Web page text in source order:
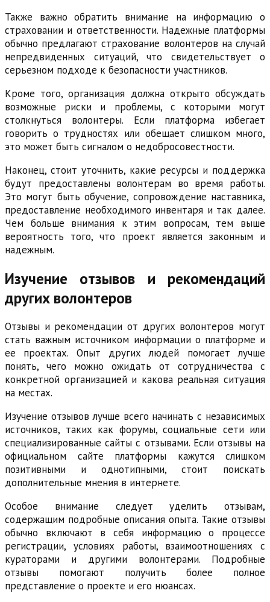
Также важно обратить внимание на информацию о
страховании и ответственности. Надежные платформы
обычно предлагают страхование волонтеров на случай
непредвиденных ситуаций, что свидетельствует о
серьезном подходе к безопасности участников.
Кроме того, организация должна открыто обсуждать
возможные риски и проблемы, с которыми могут
столкнуться волонтеры. Если платформа избегает
говорить о трудностях или обещает слишком много,
это может быть сигналом о недобросовестности.
Наконец, стоит уточнить, какие ресурсы и поддержка
будут предоставлены волонтерам во время работы.
Это могут быть обучение, сопровождение наставника,
предоставление необходимого инвентаря и так далее.
Чем больше внимания к этим вопросам, тем выше
вероятность того, что проект является законным и
надежным.
Изучение отзывов и рекомендаций
других волонтеров
Отзывы и рекомендации от других волонтеров могут
стать важным источником информации о платформе и
ее проектах. Опыт других людей помогает лучше
понять, чего можно ожидать от сотрудничества с
конкретной организацией и какова реальная ситуация
на местах.
Изучение отзывов лучше всего начинать с независимых
источников, таких как форумы, социальные сети или
специализированные сайты с отзывами. Если отзывы на
официальном сайте платформы кажутся слишком
позитивными и однотипными, стоит поискать
дополнительные мнения в интернете.
Особое внимание следует уделить отзывам,
содержащим подробные описания опыта. Такие отзывы
обычно включают в себя информацию о процессе
регистрации, условиях работы, взаимоотношениях с
кураторами и другими волонтерами. Подробные
отзывы помогают получить более полное
представление о проекте и его нюансах.